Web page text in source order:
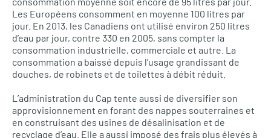
Les Européens consomment en moyenne 100 litres par
jour. En 2013, les Canadiens ont utilisé environ 250 litres
d’eau par jour, contre 330 en 2005, sans compter la
consommation industrielle, commerciale et autre. La
consommation a baissé depuis l’usage grandissant de
douches, de robinets et de toilettes à débit réduit.
L’administration du Cap tente aussi de diversifier son
approvisionnement en forant des nappes souterraines et
en construisant des usines de désalinisation et de
recyclage d’eau. Elle a aussi imposé des frais plus élevés à